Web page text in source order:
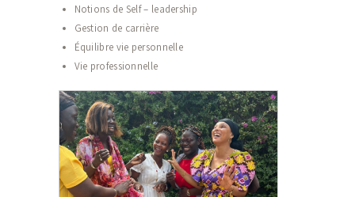
Notions de Self – leadership
Gestion de carrière
Équilibre vie personnelle
Vie professionnelle